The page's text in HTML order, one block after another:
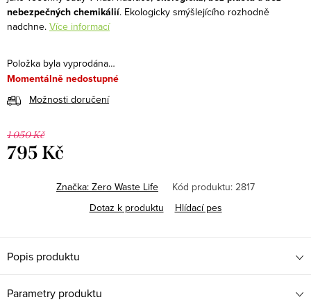
nebezpečných chemikálií. Ekologicky smýšlejícího rozhodně
nadchne. Více informací
Položka byla vyprodána…
Momentálně nedostupné
Možnosti doručení
1 050 Kč
795 Kč
Značka: Zero Waste Life Kód produktu: 2817
Dotaz k produktu
Hlídací pes
Popis produktu
Parametry produktu